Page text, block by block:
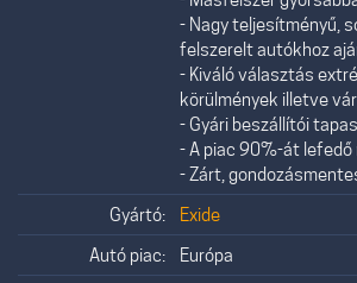
- Nagy teljesítményű,
felszerelt autókhoz
- Kiváló választás
körülmények illetve
- Gyári beszállítói
- A piac 90%-át
- Zárt,
Gyártó:
Exide
Autó piac:
Európa